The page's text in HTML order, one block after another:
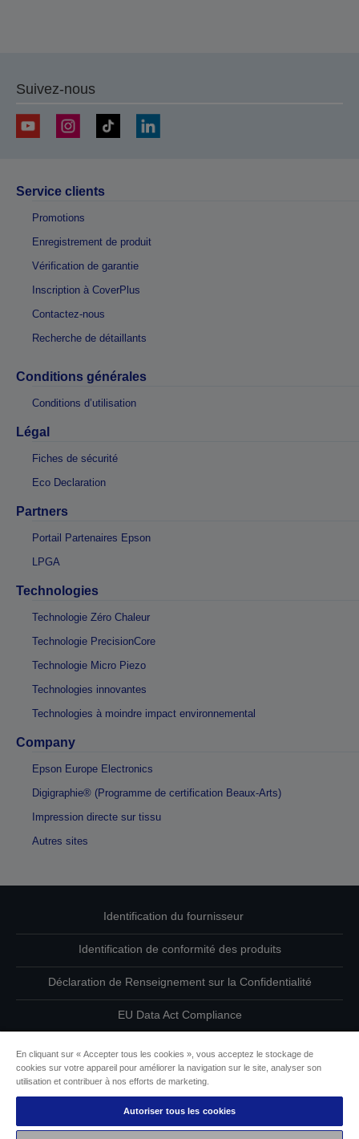
Suivez-nous
Service clients
Promotions
Enregistrement de produit
Vérification de garantie
Inscription à CoverPlus
Contactez-nous
Recherche de détaillants
Conditions générales
Conditions d’utilisation
Légal
Fiches de sécurité
Eco Declaration
Partners
Portail Partenaires Epson
LPGA
Technologies
Technologie Zéro Chaleur
Technologie PrecisionCore
Technologie Micro Piezo
Technologies innovantes
Technologies à moindre impact environnemental
Company
Epson Europe Electronics
Digigraphie® (Programme de certification Beaux-Arts)
Impression directe sur tissu
Autres sites
Identification du fournisseur
Identification de conformité des produits
Déclaration de Renseignement sur la Confidentialité
EU Data Act Compliance
Informations sur les cookies
L’engagement d’Epson pour l’accessibilité
En cliquant sur « Accepter tous les cookies », vous acceptez le stockage de
cookies sur votre appareil pour améliorer la navigation sur le site, analyser son
utilisation et contribuer à nos efforts de marketing.
Autoriser tous les cookies